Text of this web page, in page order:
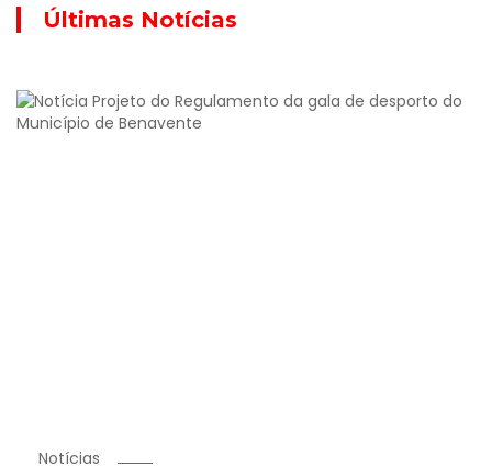
Últimas Notícias
Notícias